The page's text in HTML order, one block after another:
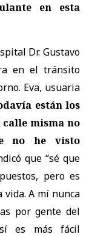
en esta
Dr. Gustavo
en el tránsito
Eva, usuaria
están los
calle misma no
no he visto
que “sé que
pero es
A mí nunca
por gente del
sí es más fácil